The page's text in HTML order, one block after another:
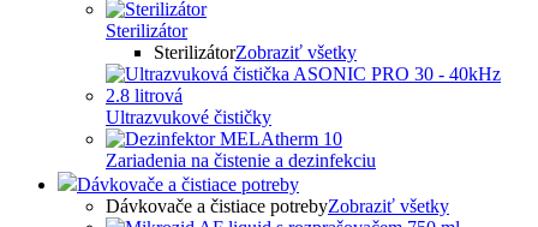
Sterilizátor
SterilizátorZobraziť všetky
Ultrazvukové čističky
Zariadenia na čistenie a dezinfekciu
Dávkovače a čistiace potreby
Dávkovače a čistiace potrebyZobraziť všetky